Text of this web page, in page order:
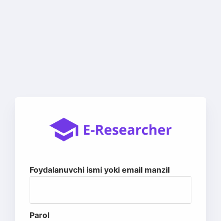
Foydalanuvchi ismi yoki email manzil
Parol